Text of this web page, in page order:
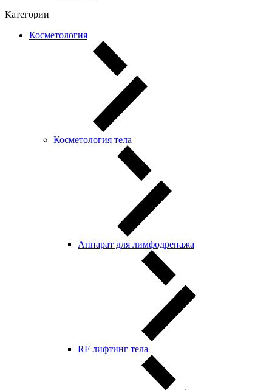
Категории
Косметология
Косметология тела
Аппарат для лимфодренажа
RF лифтинг тела